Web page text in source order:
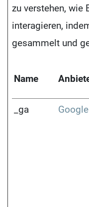
zu verstehen, wie
interagieren,
gesammelt und
Name
_ga
Google